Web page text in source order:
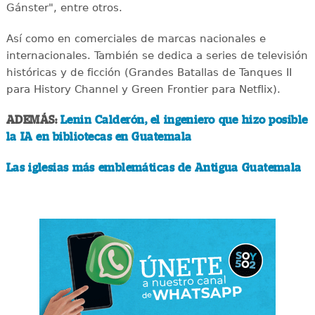
Gánster", entre otros.
Así como en comerciales de marcas nacionales e
internacionales. También se dedica a series de televisión
históricas y de ficción (Grandes Batallas de Tanques II
para History Channel y Green Frontier para Netflix).
ADEMÁS: Lenin Calderón, el ingeniero que hizo posible
la IA en bibliotecas en Guatemala
Las iglesias más emblemáticas de Antigua Guatemala